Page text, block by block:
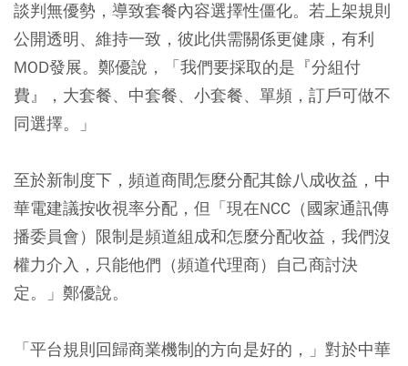
談判無優勢，導致套餐內容選擇性僵化。若上架規則
公開透明、維持一致，彼此供需關係更健康，有利
MOD發展。鄭優說，「我們要採取的是『分組付
費』，大套餐、中套餐、小套餐、單頻，訂戶可做不
同選擇。」
至於新制度下，頻道商間怎麼分配其餘八成收益，中
華電建議按收視率分配，但「現在NCC（國家通訊傳
播委員會）限制是頻道組成和怎麼分配收益，我們沒
權力介入，只能他們（頻道代理商）自己商討決
定。」鄭優說。
「平台規則回歸商業機制的方向是好的，」對於中華